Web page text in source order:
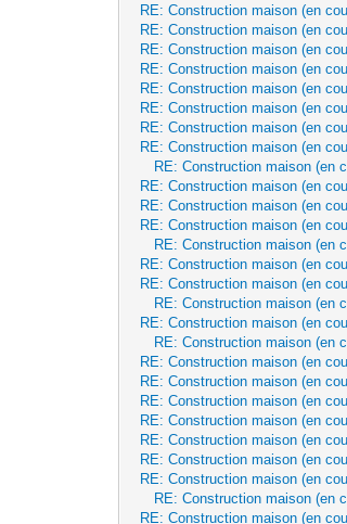
RE: Construction maison (en
RE: Construction maison (en
RE: Construction maison (en
RE: Construction maison (en
RE: Construction maison (en
RE: Construction maison (en
RE: Construction maison (en
RE: Construction maison (en
RE: Construction maison (en
RE: Construction maison (en
RE: Construction maison (en
RE: Construction maison (en
RE: Construction maison (en
RE: Construction maison (en
RE: Construction maison (en
RE: Construction maison (en
RE: Construction maison (en
RE: Construction maison (en
RE: Construction maison (en
RE: Construction maison (en
RE: Construction maison (en
RE: Construction maison (en
RE: Construction maison (en
RE: Construction maison (en
RE: Construction maison (en
RE: Construction maison (en
RE: Construction maison (en